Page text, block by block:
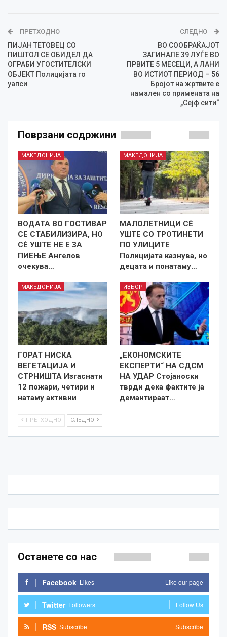
ПРЕТХОДНО
ПИЈАН ТЕТОВЕЦ СО
ПИШТОЛ СЕ ОБИДЕЛ ДА
ОГРАБИ УГОСТИТЕЛСКИ
ОБЈЕКТ Полицијата го
уапси
СЛЕДНО
ВО СООБРАЌАЈОТ
ЗАГИНАЛЕ 39 ЛУЃЕ ВО
ПРВИТЕ 5 МЕСЕЦИ, А ЛАНИ
ВО ИСТИОТ ПЕРИОД – 56
Бројот на жртвите е
намален со примената на
„Сејф сити“
Поврзани содржини
МАКЕДОНИЈА
ВОДАТА ВО ГОСТИВАР
СЕ СТАБИЛИЗИРА, НО
СÈ УШТЕ НЕ Е ЗА
ПИЕЊЕ Ангелов
очекува…
МАКЕДОНИЈА
МАЛОЛЕТНИЦИ СÈ
УШТЕ СО ТРОТИНЕТИ
ПО УЛИЦИТЕ
Полицијата казнува, но
децата и понатаму…
МАКЕДОНИЈА
ГОРАТ НИСКА
ВЕГЕТАЦИЈА И
СТРНИШТА Изгаснати
12 пожари, четири и
натаму активни
ИЗБОР
„ЕКОНОМСКИТЕ
ЕКСПЕРТИ“ НА СДСМ
НА УДАР Стојаноски
тврди дека фактите ја
демантираат…
ПРЕТХОДНО СЛЕДНО
Останете со нас
Facebook Likes Like our page
Twitter Followers Follow Us
RSS Subscribe Subscribe